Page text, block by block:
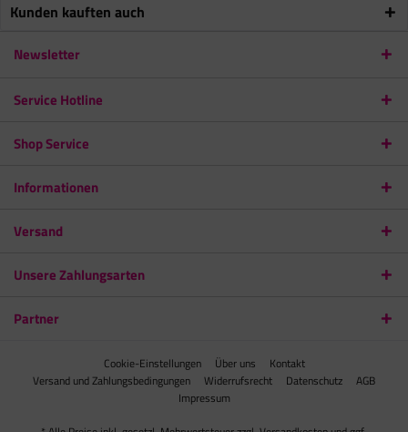
Kunden kauften auch
Newsletter
Service Hotline
Shop Service
Informationen
Versand
Unsere Zahlungsarten
Partner
Cookie-Einstellungen Über uns
Kontakt
Versand und Zahlungsbedingungen
Widerrufsrecht Datenschutz
AGB
Impressum